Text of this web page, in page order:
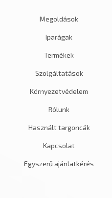
Megoldások
Iparágak
Termékek
Szolgáltatások
Környezetvédelem
Rólunk
Használt targoncák
Kapcsolat
Egyszerű ajánlatkérés